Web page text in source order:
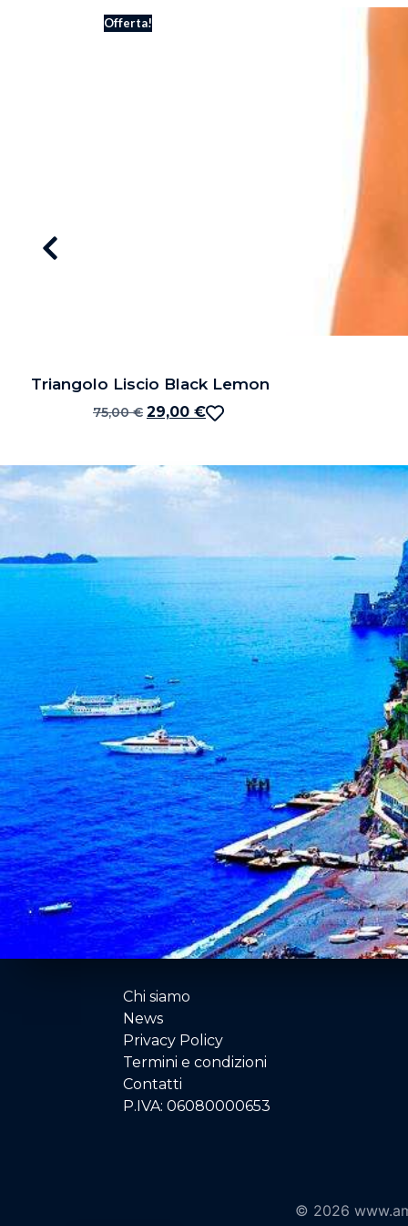
Offerta!
Triangolo Liscio Black Lemon
75,00€ 29,00 €
Chi siamo
News
Privacy Policy
Termini e condizioni
Contatti
P.IVA: 06080000653
© 2026